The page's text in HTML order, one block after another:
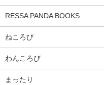
RESSA PANDA BOOKS
ねころび
わんころび
まったり